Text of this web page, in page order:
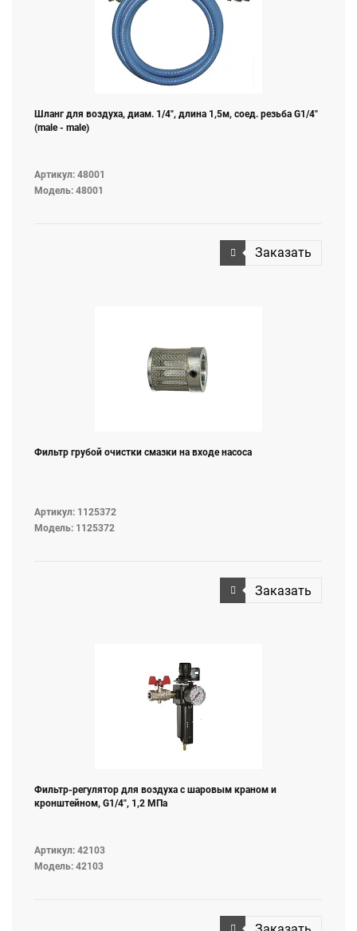
Шланг для воздуха, диам. 1/4", длина 1,5м, соед. резьба G1/4"
(male - male)
Артикул: 48001
Модель: 48001
Заказать
Фильтр грубой очистки смазки на входе насоса
Артикул: 1125372
Модель: 1125372
Заказать
Фильтр-регулятор для воздуха с шаровым краном и
кронштейном, G1/4", 1,2 МПа
Артикул: 42103
Модель: 42103